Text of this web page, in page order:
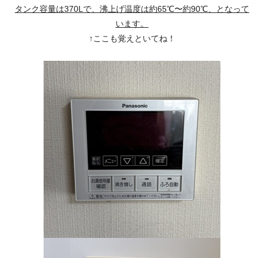
タンク容量は370Lで、沸上げ温度は約65℃〜約90℃、となって
います。
↑ここも覚えといてね！